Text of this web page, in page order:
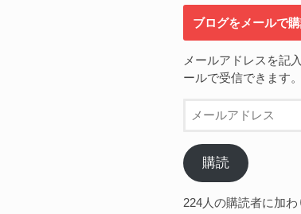
ブログをメールで
メールアドレスを記
ールで受信できます。
ー
ア
ド
購読
224人の購読者に加わ